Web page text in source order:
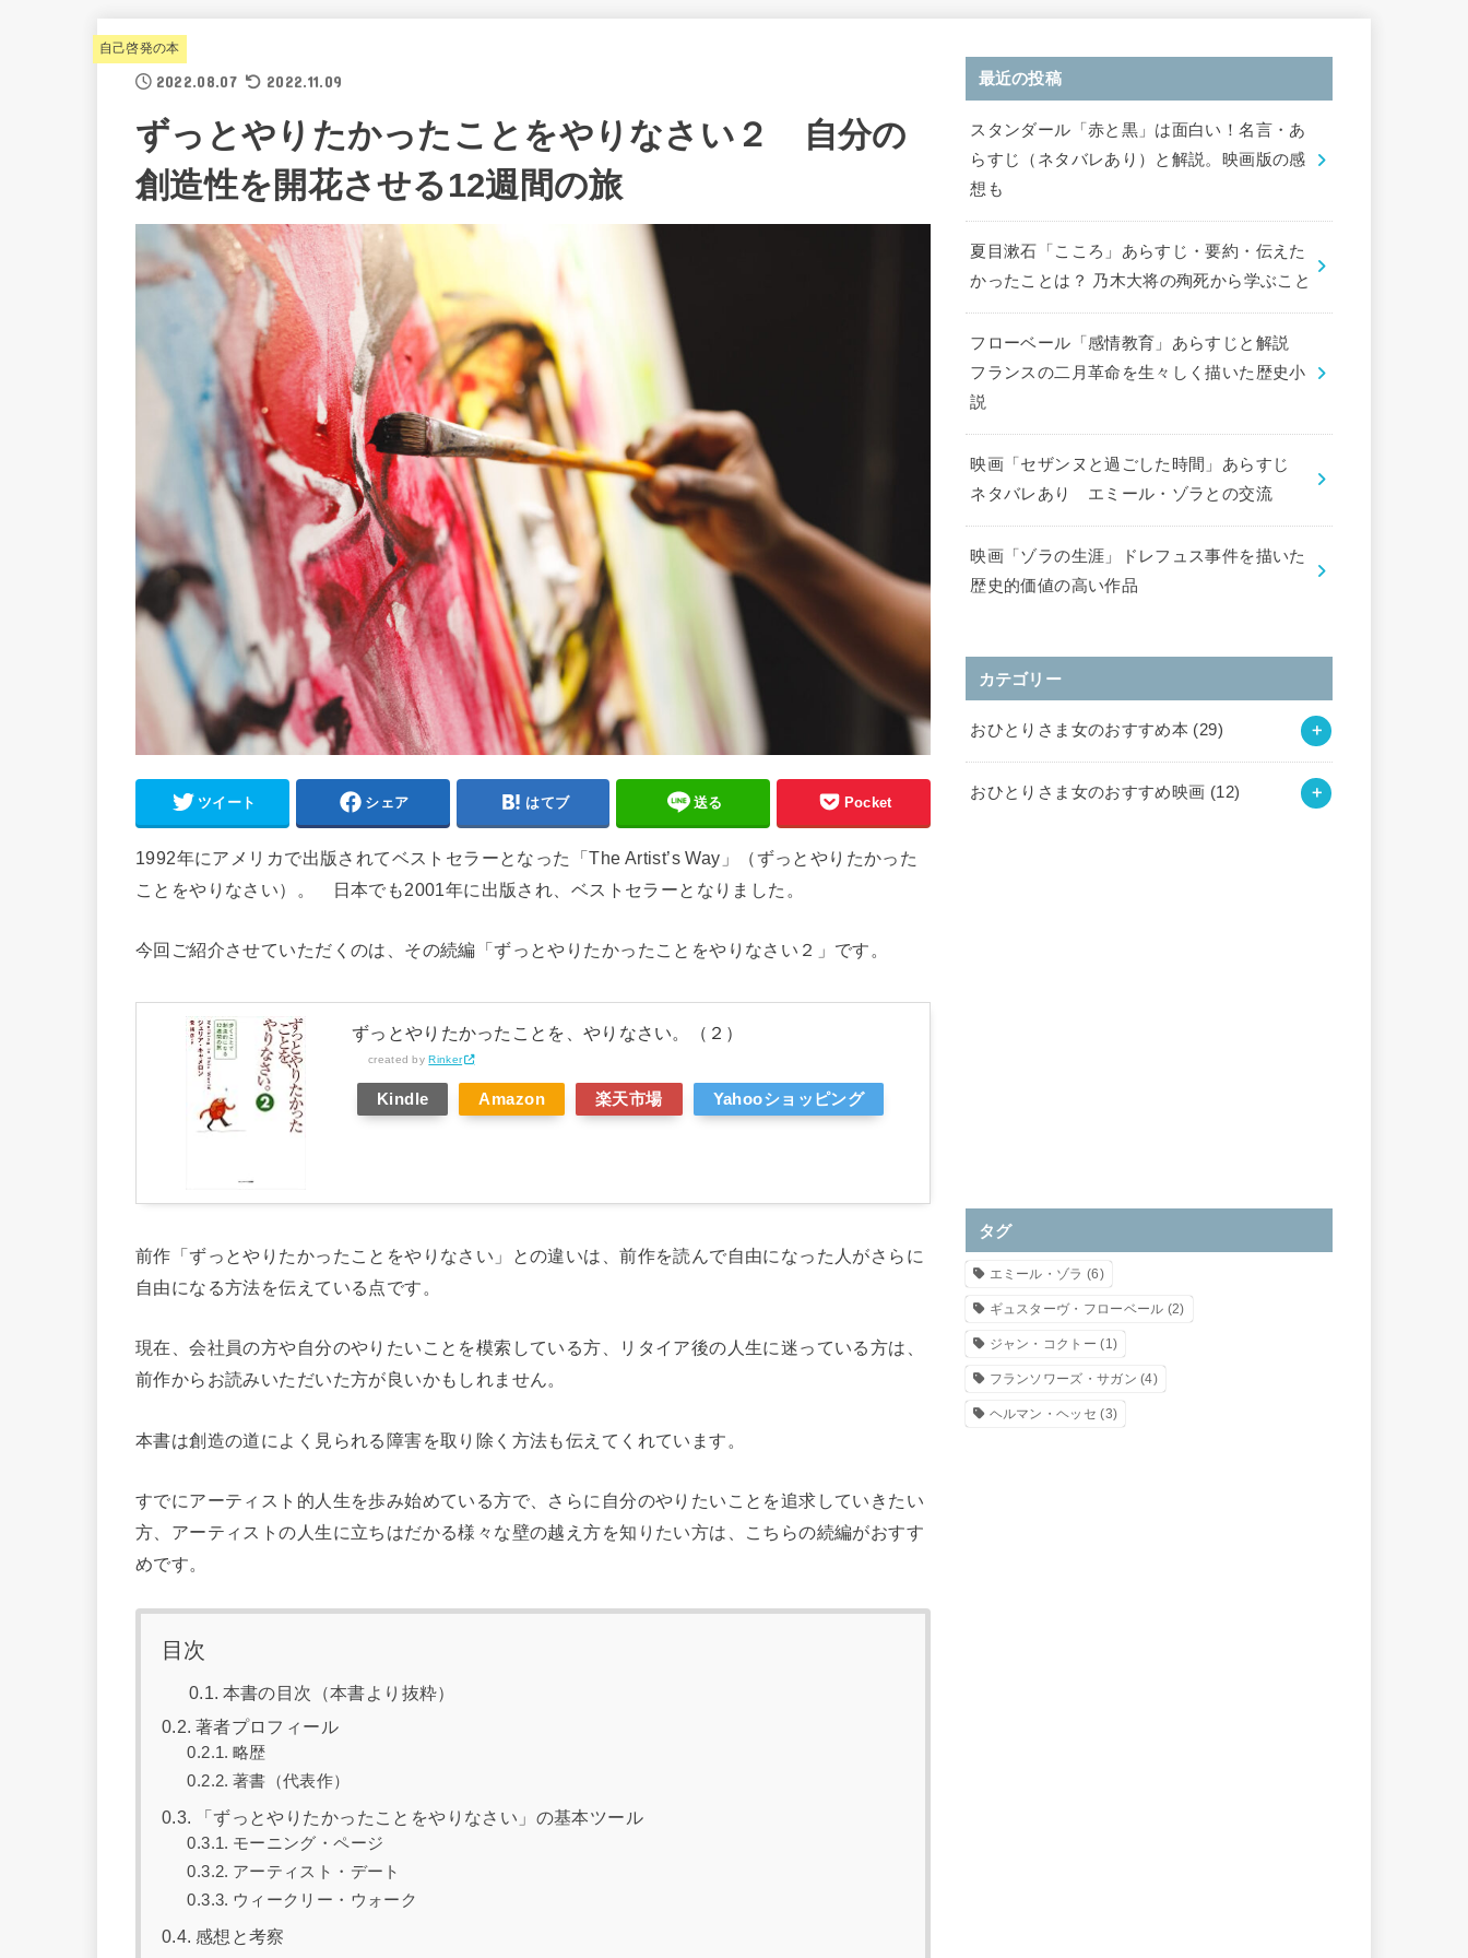
自己啓発の本
2022.08.07 2022.11.09
ずっとやりたかったことをやりなさい２ 自分の
創造性を開花させる12週間の旅
ツイート シェア はてブ 送る Pocket
1992年にアメリカで出版されてベストセラーとなった「The Artist’s Way」（ずっとやりたかった
ことをやりなさい）。 日本でも2001年に出版され、ベストセラーとなりました。
今回ご紹介させていただくのは、その続編「ずっとやりたかったことをやりなさい２」です。
ずっとやりたかったことを、やりなさい。（２）
created by Rinker
Kindle Amazon 楽天市場 Yahooショッピング
前作「ずっとやりたかったことをやりなさい」との違いは、前作を読んで自由になった人がさらに
自由になる方法を伝えている点です。
現在、会社員の方や自分のやりたいことを模索している方、リタイア後の人生に迷っている方は、
前作からお読みいただいた方が良いかもしれません。
本書は創造の道によく見られる障害を取り除く方法も伝えてくれています。
すでにアーティスト的人生を歩み始めている方で、さらに自分のやりたいことを追求していきたい
方、アーティストの人生に立ちはだかる様々な壁の越え方を知りたい方は、こちらの続編がおすす
めです。
目次
本書の目次（本書より抜粋）
著者プロフィール
略歴
著書（代表作）
「ずっとやりたかったことをやりなさい」の基本ツール
モーニング・ページ
アーティスト・デート
ウィークリー・ウォーク
感想と考察
最近の投稿
スタンダール「赤と黒」は面白い！名言・あ
らすじ（ネタバレあり）と解説。映画版の感
想も
夏目漱石「こころ」あらすじ・要約・伝えた
かったことは？ 乃木大将の殉死から学ぶこと
フローベール「感情教育」あらすじと解説
フランスの二月革命を生々しく描いた歴史小
説
映画「セザンヌと過ごした時間」あらすじ
ネタバレあり エミール・ゾラとの交流
映画「ゾラの生涯」ドレフュス事件を描いた
歴史的価値の高い作品
カテゴリー
おひとりさま女のおすすめ本 (29)
おひとりさま女のおすすめ映画 (12)
タグ
エミール・ゾラ (6)
ギュスターヴ・フローベール (2)
ジャン・コクトー (1)
フランソワーズ・サガン (4)
ヘルマン・ヘッセ (3)